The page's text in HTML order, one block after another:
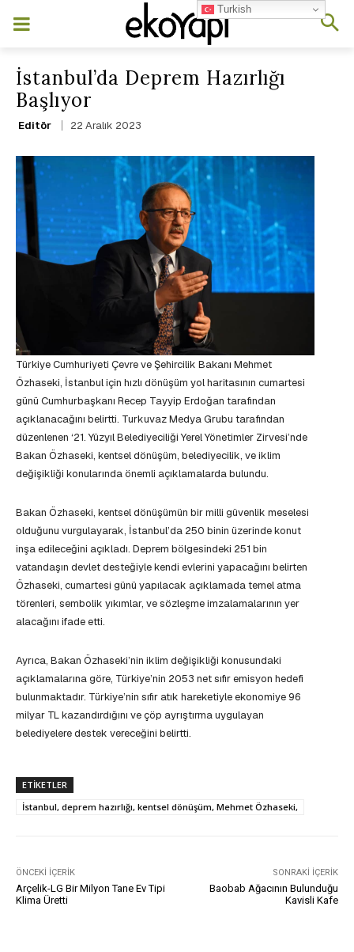
İstanbul’da Deprem Hazırlığı
Başlıyor
Editör 22 Aralık 2023
Türkiye Cumhuriyeti Çevre ve Şehircilik Bakanı Mehmet
Özhaseki, İstanbul için hızlı dönüşüm yol haritasının cumartesi
günü Cumhurbaşkanı Recep Tayyip Erdoğan tarafından
açıklanacağını belirtti. Turkuvaz Medya Grubu tarafından
düzenlenen ‘21. Yüzyıl Belediyeciliği Yerel Yönetimler Zirvesi’nde
Bakan Özhaseki, kentsel dönüşüm, belediyecilik, ve iklim
değişikliği konularında önemli açıklamalarda bulundu.
Bakan Özhaseki, kentsel dönüşümün bir milli güvenlik meselesi
olduğunu vurgulayarak, İstanbul’da 250 binin üzerinde konut
inşa edileceğini açıkladı. Deprem bölgesindeki 251 bin
vatandaşın devlet desteğiyle kendi evlerini yapacağını belirten
Özhaseki, cumartesi günü yapılacak açıklamada temel atma
törenleri, sembolik yıkımlar, ve sözleşme imzalamalarının yer
alacağını ifade etti.
Ayrıca, Bakan Özhaseki’nin iklim değişikliği konusundaki
açıklamalarına göre, Türkiye’nin 2053 net sıfır emisyon hedefi
bulunmaktadır. Türkiye’nin sıfır atık hareketiyle ekonomiye 96
milyar TL kazandırdığını ve çöp ayrıştırma uygulayan
belediyelere destek vereceğini belirtti.
ETIKETLER
İstanbul, deprem hazırlığı, kentsel dönüşüm, Mehmet Özhaseki,
ÖNCEKI İÇERIK
Arçelik-LG Bir Milyon Tane Ev Tipi
Klima Üretti
SONRAKI İÇERIK
Baobab Ağacının Bulunduğu
Kavisli Kafe
Turkish